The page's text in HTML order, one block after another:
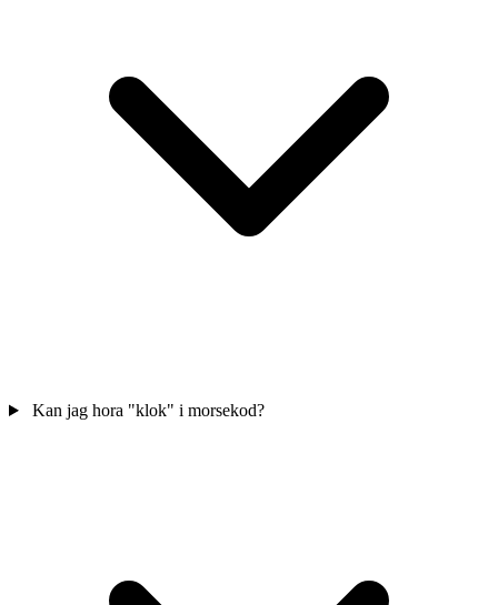
Kan jag hora "klok" i morsekod?